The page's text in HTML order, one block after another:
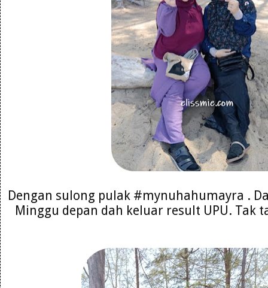
Dengan sulong pulak #mynuhahumayra .
Minggu depan dah keluar result UPU. Tak